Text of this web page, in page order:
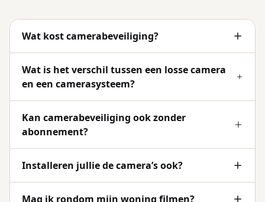
Wat kost camerabeveiliging?
Wat is het verschil tussen een losse camera
en een camerasysteem?
Kan camerabeveiliging ook zonder
abonnement?
Installeren jullie de camera’s ook?
Mag ik rondom mijn woning filmen?